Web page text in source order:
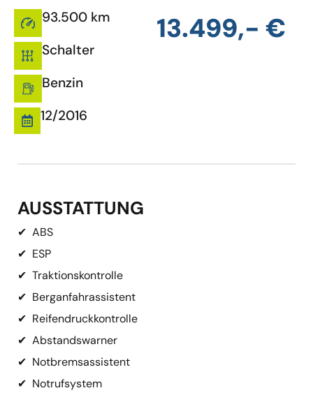
93.500 km
Schalter
Benzin
12/2016
13.499,- €
AUSSTATTUNG
✔ ABS
✔ ESP
✔ Traktionskontrolle
✔ Berganfahrassistent
✔ Reifendruckkontrolle
✔ Abstandswarner
✔ Notbremsassistent
✔ Notrufsystem